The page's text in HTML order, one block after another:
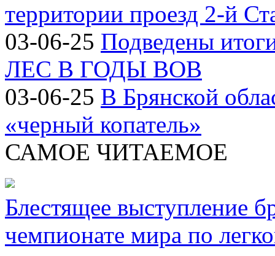
территории проезд 2-й
03-06-25 Подведены
ЛЕС В ГОДЫ ВОВ
03-06-25 В Брянской
«черный копатель»
САМОЕ ЧИТАЕМОЕ
Блестящее выступление
чемпионате мира по